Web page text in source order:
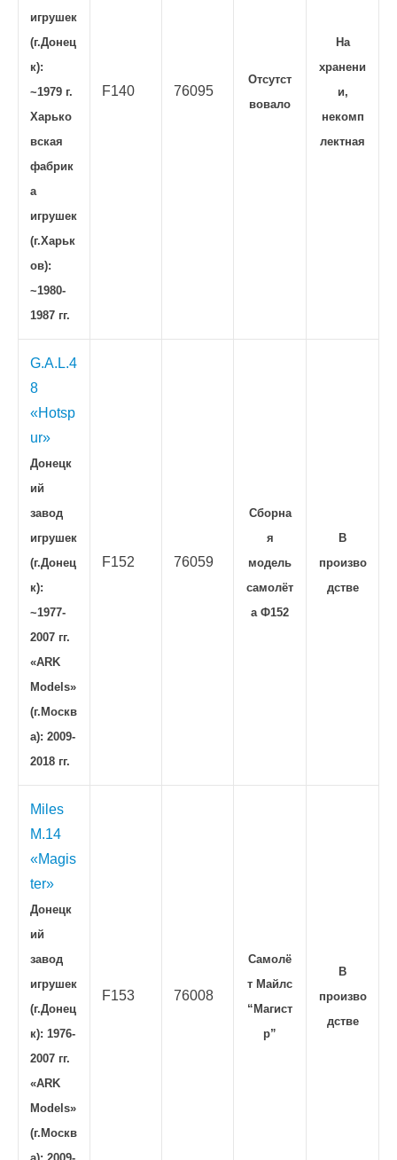
игрушек
(г.Донец
к):
~1979 г.
Харько
вская
фабрик
а
игрушек
(г.Харьк
ов):
~1980-
1987 гг.
F140 76095
Отсутст
вовало
На
хранени
и,
некомп
лектная
G.A.L.4
8
«Hotsp
ur»
Донецк
ий
завод
игрушек
(г.Донец
к):
~1977-
2007 гг.
«ARK
Models»
(г.Москв
а): 2009-
2018 гг.
F152 76059
Сборна
я
модель
самолёт
а Ф152
В
произво
дстве
Miles
M.14
«Magis
ter»
Донецк
ий
завод
игрушек
(г.Донец
к): 1976-
2007 гг.
«ARK
Models»
(г.Москв
F153 76008
Самолё
т Майлс
“Магист
р”
В
произво
дстве